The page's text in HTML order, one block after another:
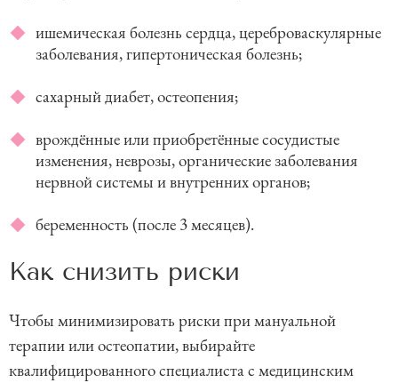
ишемическая болезнь сердца, цереброваскулярные
заболевания, гипертоническая болезнь;
сахарный диабет, остеопения;
врождённые или приобретённые сосудистые
изменения, неврозы, органические заболевания
нервной системы и внутренних органов;
беременность (после 3 месяцев).
Как снизить риски
Чтобы минимизировать риски при мануальной
терапии или остеопатии, выбирайте
квалифицированного специалиста с медицинским